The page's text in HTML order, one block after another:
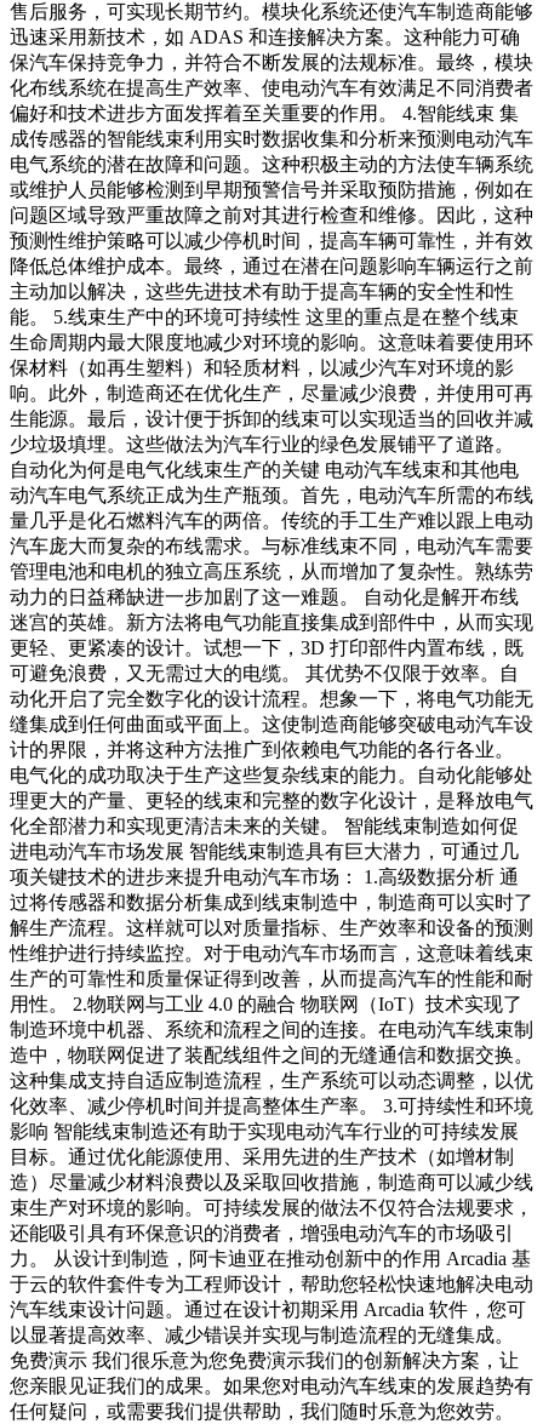
售后服务，可实现长期节约。模块化系统还使汽车制造商能够
迅速采用新技术，如 ADAS 和连接解决方案。这种能力可确
保汽车保持竞争力，并符合不断发展的法规标准。最终，模块
化布线系统在提高生产效率、使电动汽车有效满足不同消费者
偏好和技术进步方面发挥着至关重要的作用。 4.智能线束 集
成传感器的智能线束利用实时数据收集和分析来预测电动汽车
电气系统的潜在故障和问题。这种积极主动的方法使车辆系统
或维护人员能够检测到早期预警信号并采取预防措施，例如在
问题区域导致严重故障之前对其进行检查和维修。因此，这种
预测性维护策略可以减少停机时间，提高车辆可靠性，并有效
降低总体维护成本。最终，通过在潜在问题影响车辆运行之前
主动加以解决，这些先进技术有助于提高车辆的安全性和性
能。 5.线束生产中的环境可持续性 这里的重点是在整个线束
生命周期内最大限度地减少对环境的影响。这意味着要使用环
保材料（如再生塑料）和轻质材料，以减少汽车对环境的影
响。此外，制造商还在优化生产，尽量减少浪费，并使用可再
生能源。最后，设计便于拆卸的线束可以实现适当的回收并减
少垃圾填埋。这些做法为汽车行业的绿色发展铺平了道路。
自动化为何是电气化线束生产的关键 电动汽车线束和其他电
动汽车电气系统正成为生产瓶颈。首先，电动汽车所需的布线
量几乎是化石燃料汽车的两倍。传统的手工生产难以跟上电动
汽车庞大而复杂的布线需求。与标准线束不同，电动汽车需要
管理电池和电机的独立高压系统，从而增加了复杂性。熟练劳
动力的日益稀缺进一步加剧了这一难题。 自动化是解开布线
迷宫的英雄。新方法将电气功能直接集成到部件中，从而实现
更轻、更紧凑的设计。试想一下，3D 打印部件内置布线，既
可避免浪费，又无需过大的电缆。 其优势不仅限于效率。自
动化开启了完全数字化的设计流程。想象一下，将电气功能无
缝集成到任何曲面或平面上。这使制造商能够突破电动汽车设
计的界限，并将这种方法推广到依赖电气功能的各行各业。
电气化的成功取决于生产这些复杂线束的能力。自动化能够处
理更大的产量、更轻的线束和完整的数字化设计，是释放电气
化全部潜力和实现更清洁未来的关键。 智能线束制造如何促
进电动汽车市场发展 智能线束制造具有巨大潜力，可通过几
项关键技术的进步来提升电动汽车市场： 1.高级数据分析 通
过将传感器和数据分析集成到线束制造中，制造商可以实时了
解生产流程。这样就可以对质量指标、生产效率和设备的预测
性维护进行持续监控。对于电动汽车市场而言，这意味着线束
生产的可靠性和质量保证得到改善，从而提高汽车的性能和耐
用性。 2.物联网与工业 4.0 的融合 物联网（IoT）技术实现了
制造环境中机器、系统和流程之间的连接。在电动汽车线束制
造中，物联网促进了装配线组件之间的无缝通信和数据交换。
这种集成支持自适应制造流程，生产系统可以动态调整，以优
化效率、减少停机时间并提高整体生产率。 3.可持续性和环境
影响 智能线束制造还有助于实现电动汽车行业的可持续发展
目标。通过优化能源使用、采用先进的生产技术（如增材制
造）尽量减少材料浪费以及采取回收措施，制造商可以减少线
束生产对环境的影响。可持续发展的做法不仅符合法规要求，
还能吸引具有环保意识的消费者，增强电动汽车的市场吸引
力。 从设计到制造，阿卡迪亚在推动创新中的作用 Arcadia 基
于云的软件套件专为工程师设计，帮助您轻松快速地解决电动
汽车线束设计问题。通过在设计初期采用 Arcadia 软件，您可
以显著提高效率、减少错误并实现与制造流程的无缝集成。
免费演示 我们很乐意为您免费演示我们的创新解决方案，让
您亲眼见证我们的成果。如果您对电动汽车线束的发展趋势有
任何疑问，或需要我们提供帮助，我们随时乐意为您效劳。